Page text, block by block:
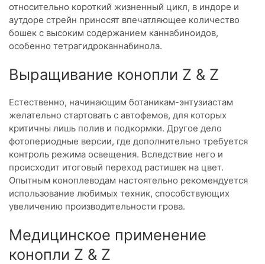
относительно короткий жизненный цикл, в индоре и
аутдоре стрейн приносят впечатляющее количество
бошек с высоким содержанием каннабиноидов,
особенно тетрагидроканнабинола.
Выращивание конопли Z & Z
Естественно, начинающим ботаникам-энтузиастам
желательно стартовать с автофемов, для которых
критичны лишь полив и подкормки. Другое дело
фотопериодные версии, где дополнительно требуется
контроль режима освещения. Вследствие него и
происходит итоговый переход растишек на цвет.
Опытным коноплеводам настоятельно рекомендуется
использование любимых техник, способствующих
увеличению производительности грова.
Медицинское применение
конопли Z & Z